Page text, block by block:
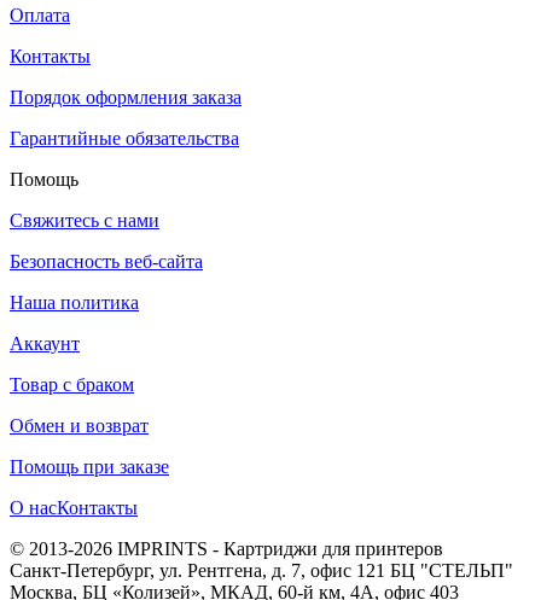
Оплата
Контакты
Порядок оформления заказа
Гарантийные обязательства
Помощь
Свяжитесь с нами
Безопасность веб-сайта
Наша политика
Аккаунт
Товар с браком
Обмен и возврат
Помощь при заказе
О насКонтакты
© 2013-2026 IMPRINTS - Картриджи для принтеров
Санкт-Петербург, ул. Рентгена, д. 7, офис 121 БЦ "СТЕЛЬП"
Москва, БЦ «Колизей», МКАД, 60-й км, 4А, офис 403